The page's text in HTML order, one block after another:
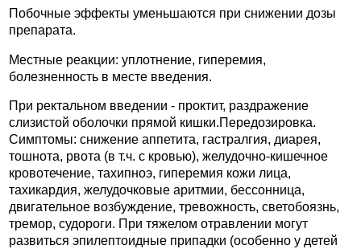
Побочные эффекты уменьшаются при снижении дозы
препарата.
Местные реакции: уплотнение, гиперемия,
болезненность в месте введения.
При ректальном введении - проктит, раздражение
слизистой оболочки прямой кишки.Передозировка.
Симптомы: снижение аппетита, гастралгия, диарея,
тошнота, рвота (в т.ч. с кровью), желудочно-кишечное
кровотечение, тахипноэ, гиперемия кожи лица,
тахикардия, желудочковые аритмии, бессонница,
двигательное возбуждение, тревожность, светобоязнь,
тремор, судороги. При тяжелом отравлении могут
развиться эпилептоидные припадки (особенно у детей